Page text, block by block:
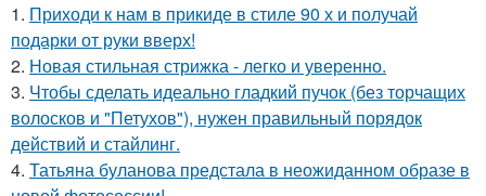
1. Приходи к нам в прикиде в стиле 90 х и получай
подарки от руки вверх!
2. Новая стильная стрижка - легко и уверенно.
3. Чтобы сделать идеально гладкий пучок (без торчащих
волосков и "Петухов"), нужен правильный порядок
действий и стайлинг.
4. Татьяна буланова предстала в неожиданном образе в